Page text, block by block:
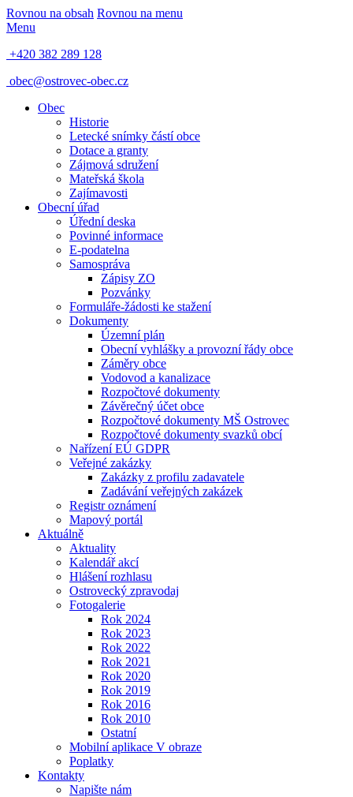
Rovnou na obsah Rovnou na menu
Menu
+420 382 289 128
obec@ostrovec-obec.cz
Obec
Historie
Letecké snímky částí obce
Dotace a granty
Zájmová sdružení
Mateřská škola
Zajímavosti
Obecní úřad
Úřední deska
Povinné informace
E-podatelna
Samospráva
Zápisy ZO
Pozvánky
Formuláře-žádosti ke stažení
Dokumenty
Územní plán
Obecní vyhlášky a provozní řády obce
Záměry obce
Vodovod a kanalizace
Rozpočtové dokumenty
Závěrečný účet obce
Rozpočtové dokumenty MŠ Ostrovec
Rozpočtové dokumenty svazků obcí
Nařízení EÚ GDPR
Veřejné zakázky
Zakázky z profilu zadavatele
Zadávání veřejných zakázek
Registr oznámení
Mapový portál
Aktuálně
Aktuality
Kalendář akcí
Hlášení rozhlasu
Ostrovecký zpravodaj
Fotogalerie
Rok 2024
Rok 2023
Rok 2022
Rok 2021
Rok 2020
Rok 2019
Rok 2016
Rok 2010
Ostatní
Mobilní aplikace V obraze
Poplatky
Kontakty
Napište nám